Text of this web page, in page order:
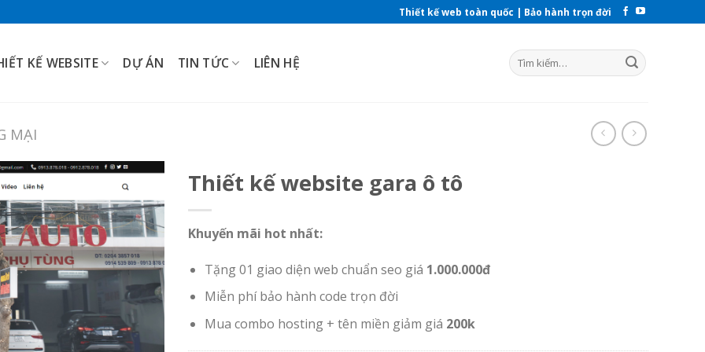
Thiết kế web toàn quốc | Bảo hành trọn đời
KẾ WEBSITE DỰ ÁN TIN TỨC LIÊN HỆ
MẠI
Thiết kế website gara ô tô
Khuyến mãi hot nhất:
Tặng 01 giao diện web chuẩn seo giá 1.000.000đ
Miễn phí bảo hành code trọn đời
Mua combo hosting + tên miền giảm giá 200k